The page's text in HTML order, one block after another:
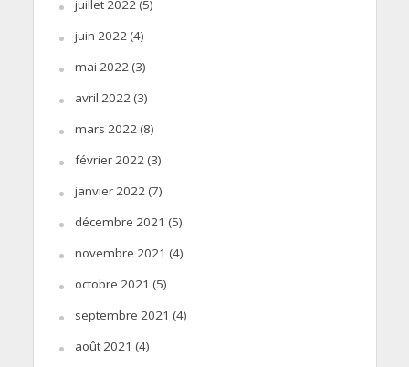
juillet 2022(5)
juin 2022(4)
mai 2022(3)
avril 2022(3)
mars 2022(8)
février 2022(3)
janvier 2022(7)
décembre 2021 (5)
novembre 2021 (4)
octobre 2021 (5)
septembre 2021 (4)
août 2021 (4)